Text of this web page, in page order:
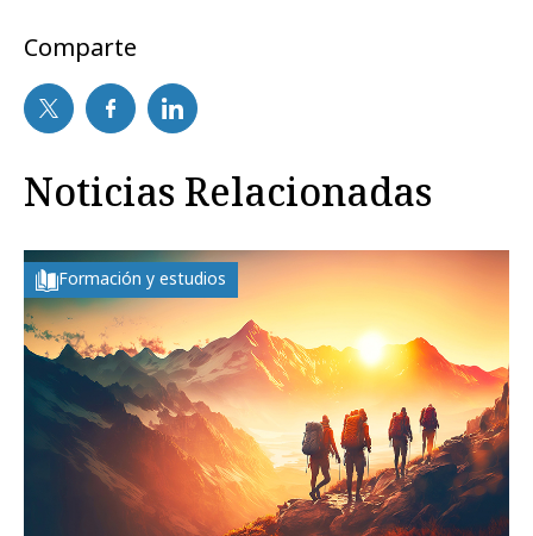
Comparte
Noticias Relacionadas
Formación y estudios